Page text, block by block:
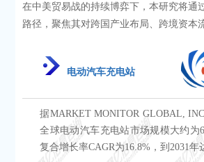
在中美贸易战的持续博弈下，本研究将通
路径，聚焦其对跨国产业布局、跨境资本
电动汽车充电站
据MARKET MONITOR GLOBAL,
全球电动汽车充电站市场规模大约为
复合增长率CAGR为16.8%，到2031年